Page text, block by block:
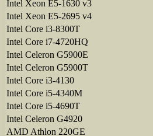
Intel Xeon E5-1630 v3
Intel Xeon E5-2695 v4
Intel Core i3-8300T
Intel Core i7-4720HQ
Intel Celeron G5900E
Intel Celeron G5900T
Intel Core i3-4130
Intel Core i5-4340M
Intel Core i5-4690T
Intel Celeron G4920
AMD Athlon 220GE